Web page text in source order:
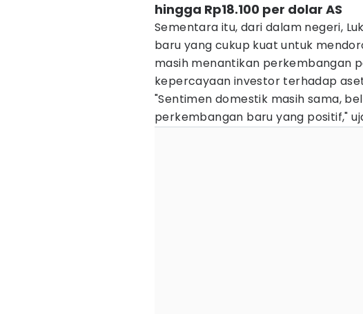
hingga Rp18.100 per dolar AS
Sementara itu, dari dalam negeri,
baru yang cukup kuat untuk
masih menantikan perkembangan
kepercayaan investor terhadap
"Sentimen domestik masih sama,
perkembangan baru yang positif,"